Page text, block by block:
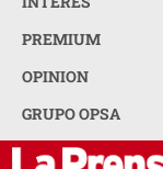
PREMIUM
OPINION
GRUPO OPSA